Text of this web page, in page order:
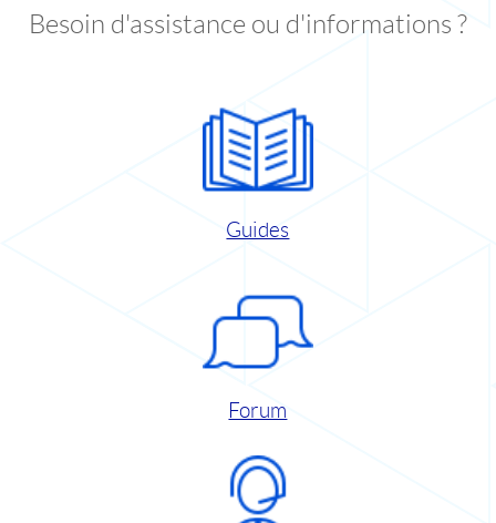
Besoin d'assistance ou d'informations ?
Guides
Forum